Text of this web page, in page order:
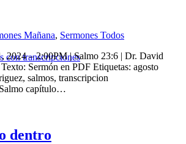
con transcripciones
Mañana, Sermones Todos
2024 – 2:00PM | Salmo 23:6 | Dr. David
Sermón en PDF Etiquetas: agosto
salmos, transcripcion
capítulo…
dentro